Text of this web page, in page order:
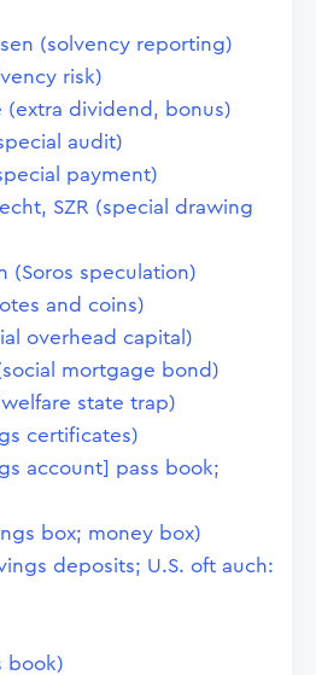
(solvency reporting)
risk)
(extra dividend, bonus)
audit)
payment)
SZR (special drawing
(Soros speculation)
and coins)
overhead capital)
mortgage bond)
state trap)
certificates)
account] pass book;
box; money box)
deposits; U.S. oft auch:
book)